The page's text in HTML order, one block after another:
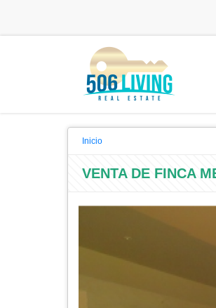
Inicio
VENTA DE FINCA